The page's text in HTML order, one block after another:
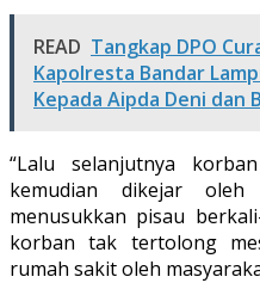
READ Tangkap DPO
Kapolresta Bandar
Kepada Aipda Deni dan
“Lalu selanjutnya
kemudian dikejar
menusukkan pisau
korban tak tertolong
rumah sakit oleh